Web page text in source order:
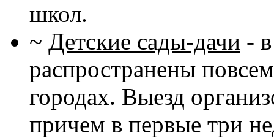
школ.
~ Детские сады-дачи -
распространены
городах. Выезд
причем в первые три